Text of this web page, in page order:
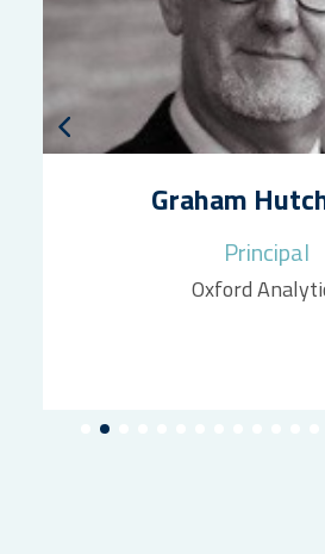
Graham
Principal
Oxford